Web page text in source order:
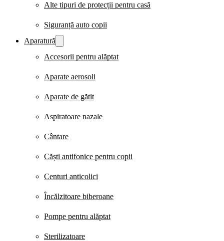
Alte tipuri de protecții pentru casă
Siguranță auto copii
Aparatură
Accesorii pentru alăptat
Aparate aerosoli
Aparate de gătit
Aspiratoare nazale
Cântare
Căști antifonice pentru copii
Centuri anticolici
Încălzitoare biberoane
Pompe pentru alăptat
Sterilizatoare